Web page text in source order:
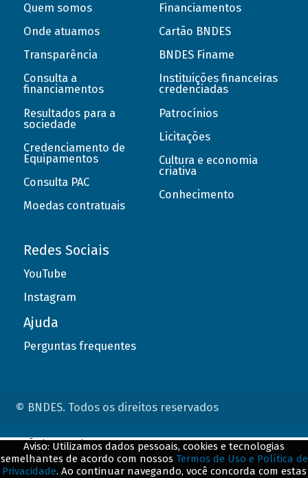
Quem somos
Onde atuamos
Transparência
Consulta a
financiamentos
Resultados para a
sociedade
Credenciamento de
Equipamentos
Consulta PAC
Moedas contratuais
Financiamentos
Cartão BNDES
BNDES Finame
Instituições financeiras
credenciadas
Patrocínios
Licitações
Cultura e economia
criativa
Conhecimento
Redes Sociais
YouTube
Instagram
Ajuda
Perguntas frequentes
© BNDES. Todos os direitos reservados
Aviso: Utilizamos dados pessoais, cookies e tecnologias
semelhantes de acordo com nossos Termos de Uso e Política de
Privacidade. Ao continuar navegando, você concorda com estas
ConteÃºdo complementar
${title}${badge}